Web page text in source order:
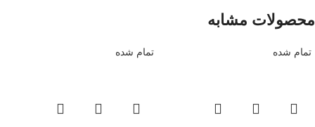
محصولات مشابه
تمام شده تمام شده